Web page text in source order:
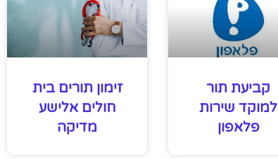
קביעת תור
למוקד שירות
פלאפון
זימון תורים בית
חולים אלישע
מדיקה